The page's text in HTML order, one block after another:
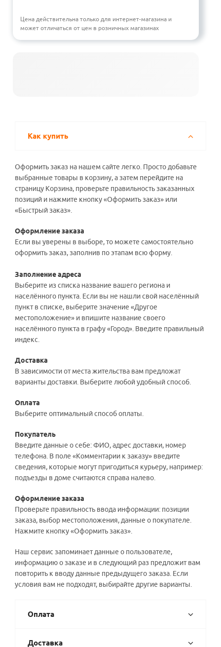
Цена действительна только для интернет-магазина и
может отличаться от цен в розничных магазинах
Как купить
Оформить заказ на нашем сайте легко. Просто добавьте
выбранные товары в корзину, а затем перейдите на
страницу Корзина, проверьте правильность заказанных
позиций и нажмите кнопку «Оформить заказ» или
«Быстрый заказ».
Оформление заказа
Если вы уверены в выборе, то можете самостоятельно
оформить заказ, заполнив по этапам всю форму.
Заполнение адреса
Выберите из списка название вашего региона и
населённого пункта. Если вы не нашли свой населённый
пункт в списке, выберите значение «Другое
местоположение» и впишите название своего
населённого пункта в графу «Город». Введите правильный
индекс.
Доставка
В зависимости от места жительства вам предложат
варианты доставки. Выберите любой удобный способ.
Оплата
Выберите оптимальный способ оплаты.
Покупатель
Введите данные о себе: ФИО, адрес доставки, номер
телефона. В поле «Комментарии к заказу» введите
сведения, которые могут пригодиться курьеру, например:
подъезды в доме считаются справа налево.
Оформление заказа
Проверьте правильность ввода информации: позиции
заказа, выбор местоположения, данные о покупателе.
Нажмите кнопку «Оформить заказ».
Наш сервис запоминает данные о пользователе,
информацию о заказе и в следующий раз предложит вам
повторить к вводу данные предыдущего заказа. Если
условия вам не подходят, выбирайте другие варианты.
Оплата
Доставка